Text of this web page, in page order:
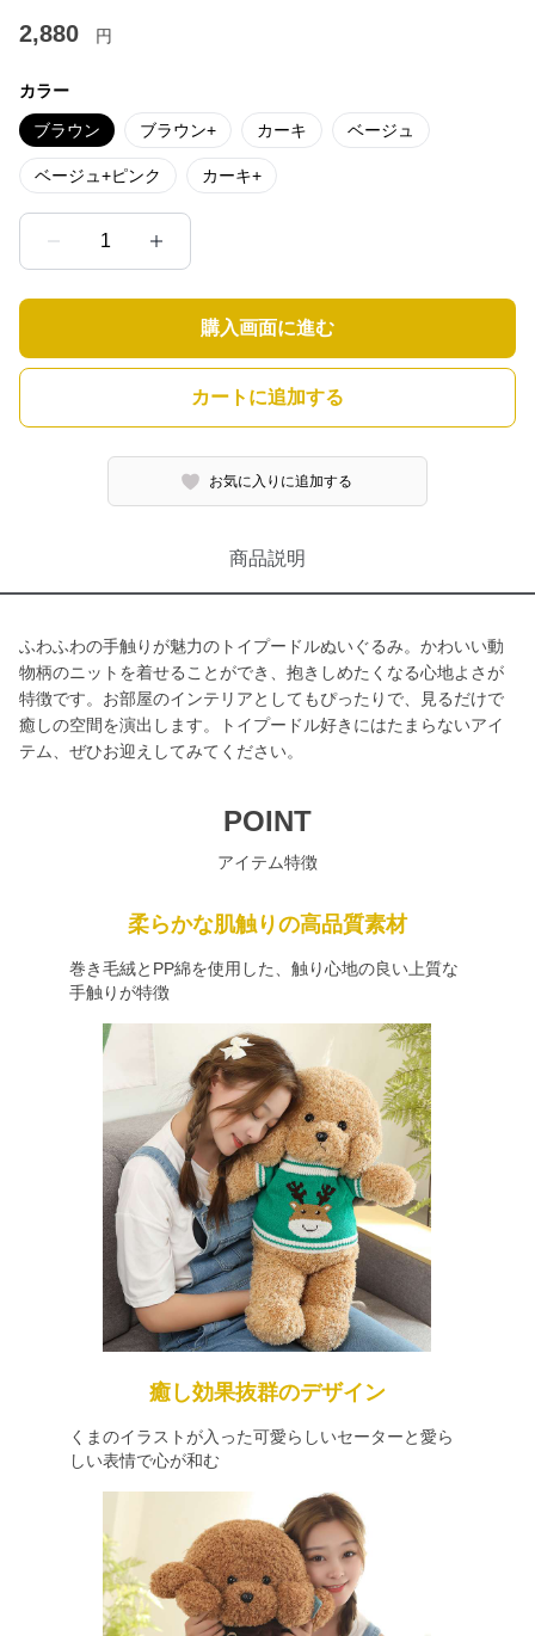
2,880 円
カラー
ブラウン ブラウン+ カーキ ベージュ
ベージュ+ピンク カーキ+
1
購入画面に進む
カートに追加する
お気に入りに追加する
商品説明
ふわふわの手触りが魅力のトイプードルぬいぐるみ。かわいい動
物柄のニットを着せることができ、抱きしめたくなる心地よさが
特徴です。お部屋のインテリアとしてもぴったりで、見るだけで
癒しの空間を演出します。トイプードル好きにはたまらないアイ
テム、ぜひお迎えしてみてください。
POINT
アイテム特徴
柔らかな肌触りの高品質素材
巻き毛絨とPP綿を使用した、触り心地の良い上質な
手触りが特徴
癒し効果抜群のデザイン
くまのイラストが入った可愛らしいセーターと愛ら
しい表情で心が和む